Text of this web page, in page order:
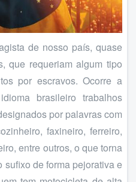
de nosso país, quase
que requeriam algum tipo
por escravos. Ocorre a
brasileiro trabalhos
por palavras com
faxineiro, ferreiro,
entre outros, o que torna
de forma pejorativa e